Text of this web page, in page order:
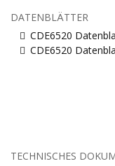
DATENBLÄTTER
CDE6520
CDE6520
TECHNISCHES